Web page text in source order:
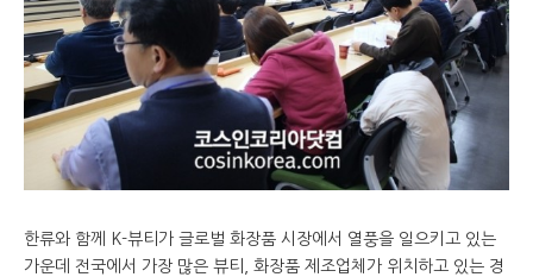
한류와 함께 K-뷰티가 글로벌 화장품 시장에서 열풍을 일으키고 있는
가운데 전국에서 가장 많은 뷰티, 화장품 제조업체가 위치하고 있는 경